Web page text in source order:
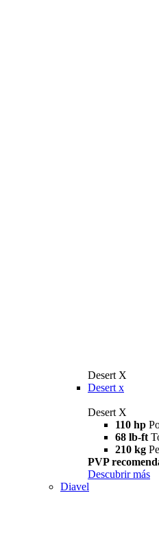
Desert X
Desert x
Desert X
110 hp
68 lb-ft
210 kg
PVP
Descubrir más
Diavel